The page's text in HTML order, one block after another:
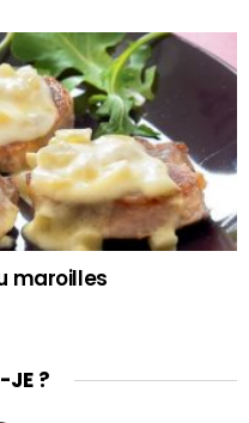
maroilles
JE ?